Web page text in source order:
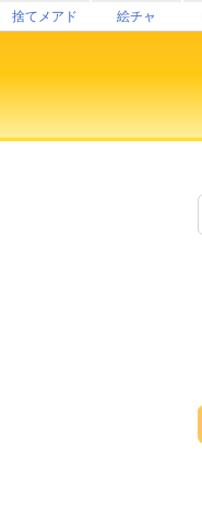
捨てメアド 絵チャ